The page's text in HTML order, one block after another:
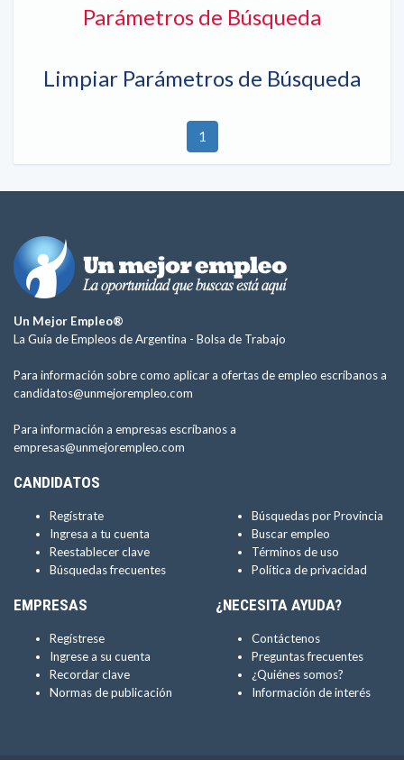
Parámetros de Búsqueda
Limpiar Parámetros de Búsqueda
1
Un Mejor Empleo®
La Guía de Empleos de Argentina - Bolsa de Trabajo
Para información sobre como aplicar a ofertas de empleo escríbanos a
candidatos@unmejorempleo.com
Para información a empresas escríbanos a
empresas@unmejorempleo.com
CANDIDATOS
Regístrate
Ingresa a tu cuenta
Reestablecer clave
Búsquedas frecuentes
Búsquedas por Provincia
Buscar empleo
Términos de uso
Política de privacidad
EMPRESAS
Regístrese
Ingrese a su cuenta
Recordar clave
Normas de publicación
¿NECESITA AYUDA?
Contáctenos
Preguntas frecuentes
¿Quiénes somos?
Información de interés